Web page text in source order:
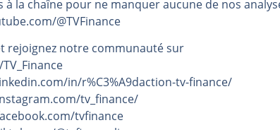
à la chaîne pour ne manquer aucune de nos
@TVFinance
rejoignez notre communauté sur
in/r%C3%A9daction-tv-finance/
tv_finance/
tvfinance